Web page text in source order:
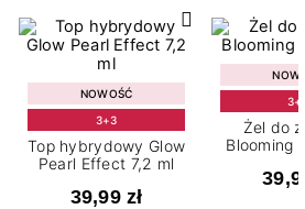
NOWOŚĆ
3+3
Top hybrydowy Glow
Pearl Effect 7,2 ml
39,99 zł
Żel do
Blooming